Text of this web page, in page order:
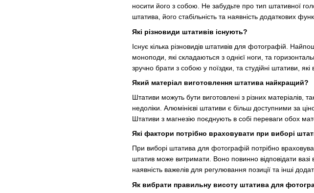
носити його з собою. Не забудьте про тип штативної
штатива, його стабільність та наявність додаткових
Які різновиди штативів існують?
Існує кілька різновидів штативів для фотографій.
моноподи, які складаються з однієї ноги, та
зручно брати з собою у поїздки, та студійні штативи,
Який матеріал виготовлення штатива найкращий?
Штативи можуть бути виготовлені з різних матеріалів,
недоліки. Алюмінієві штативи є більш доступними за
Штативи з магнезію поєднують в собі переваги обох
Які фактори потрібно враховувати при виборі
При виборі штатива для фотографій потрібно
штатив може витримати. Воно повинно відповідати
наявність важелів для регулювання позиції та інші
Як вибрати правильну висоту штатива для